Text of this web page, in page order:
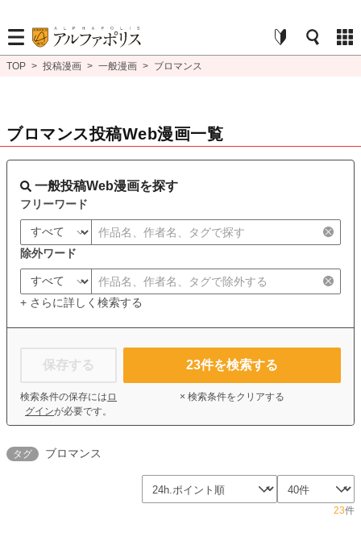
TOP > 投稿漫画 > 一般漫画 > ブロマンス
ブロマンス投稿Web漫画一覧
一般投稿Web漫画を探す
フリーワード
除外ワード
+ さらに詳しく検索する
保存する
検索条件の保存には ロ
グインが必要です。
23件を検索する
× 検索条件をクリアする
タグ ブロマンス
23件